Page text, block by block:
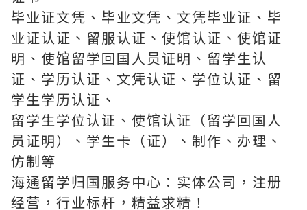
毕业证文凭、毕业文凭、文凭毕业证、毕
业证认证、留服认证、使馆认证、使馆证
明、使馆留学回国人员证明、留学生认
证、学历认证、文凭认证、学位认证、留
学生学历认证、
留学生学位认证、使馆认证（留学回国人
员证明）、学生卡（证）、制作、办理、
仿制等
海通留学归国服务中心：实体公司，注册
经营，行业标杆，精益求精！